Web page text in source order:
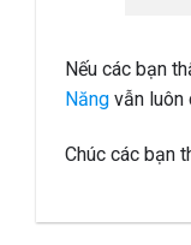
Nếu các bạn
Năng vẫn luôn
Chúc các bạn